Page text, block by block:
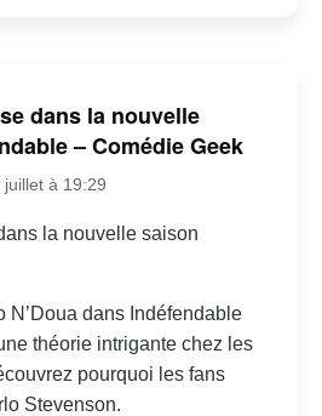
dans la nouvelle
– Comédie Geek
à 19:29
la nouvelle saison
N’Doua dans Indéfendable
théorie intrigante chez les
pourquoi les fans
Stevenson.